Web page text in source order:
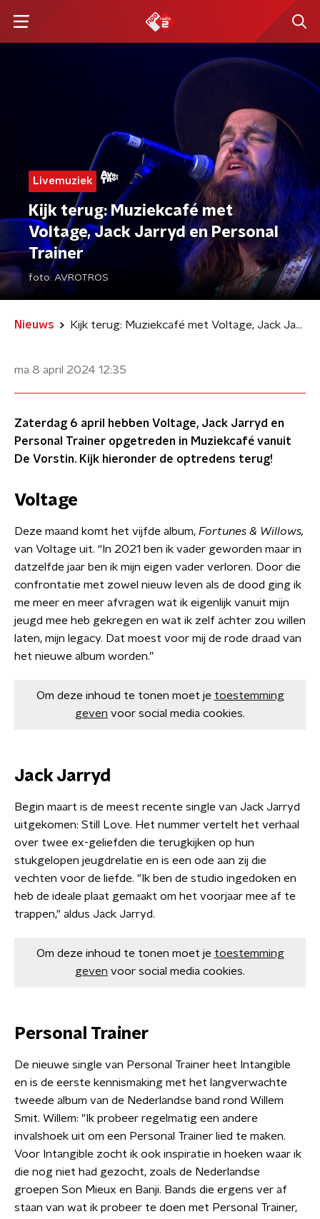
Livemuziek
Kijk terug: Muziekcafé met
Voltage, Jack Jarryd en Personal
Trainer
foto:AVROTROS
Nieuws Kijk terug: Muziekcafé met Voltage, Jack Jarryd en Personal Trainer
ma 8 april 2024 12:35
Zaterdag 6 april hebben Voltage, Jack Jarryd en
Personal Trainer opgetreden in Muziekcafé vanuit
De Vorstin. Kijk hieronder de optredens terug!
Voltage
Deze maand komt het vijfde album, Fortunes & Willows,
van Voltage uit. “In 2021 ben ik vader geworden maar in
datzelfde jaar ben ik mijn eigen vader verloren. Door die
confrontatie met zowel nieuw leven als de dood ging ik
me meer en meer afvragen wat ik eigenlijk vanuit mijn
jeugd mee heb gekregen en wat ik zelf achter zou willen
laten, mijn legacy. Dat moest voor mij de rode draad van
het nieuwe album worden.”
Om deze inhoud te tonen moet je toestemming
geven voor social media cookies.
Jack Jarryd
Begin maart is de meest recente single van Jack Jarryd
uitgekomen: Still Love. Het nummer vertelt het verhaal
over twee ex-geliefden die terugkijken op hun
stukgelopen jeugdrelatie en is een ode aan zij die
vechten voor de liefde. "Ik ben de studio ingedoken en
heb de ideale plaat gemaakt om het voorjaar mee af te
trappen," aldus Jack Jarryd.
Om deze inhoud te tonen moet je toestemming
geven voor social media cookies.
Personal Trainer
De nieuwe single van Personal Trainer heet Intangible
en is de eerste kennismaking met het langverwachte
tweede album van de Nederlandse band rond Willem
Smit. Willem: "Ik probeer regelmatig een andere
invalshoek uit om een Personal Trainer lied te maken.
Voor Intangible zocht ik ook inspiratie in hoeken waar ik
die nog niet had gezocht, zoals de Nederlandse
groepen Son Mieux en Banji. Bands die ergens ver af
staan van wat ik probeer te doen met Personal Trainer,